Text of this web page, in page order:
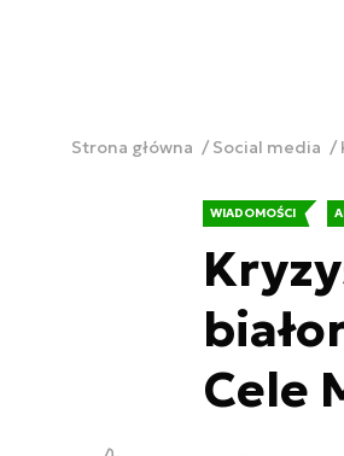
Strona główna Social media
WIADOMOŚCI
Cele